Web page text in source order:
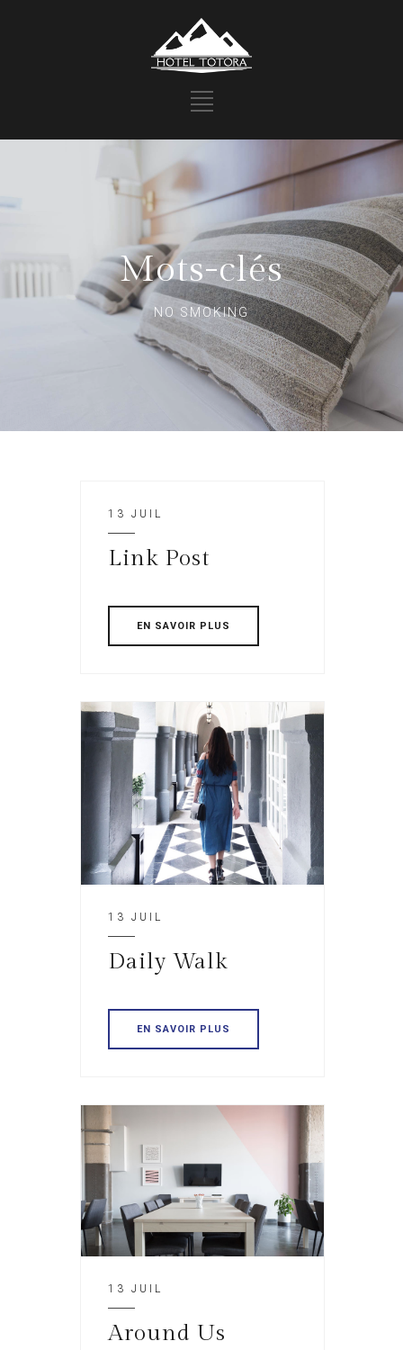
Mots-clés
NO SMOKING
13 JUIL
Link Post
EN SAVOIR PLUS
13 JUIL
Daily Walk
EN SAVOIR PLUS
13 JUIL
Around Us